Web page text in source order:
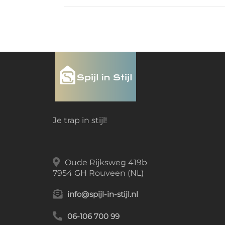
Je trap in stijl!
Oude Rijksweg 419b
7954 GH Rouveen (NL)
info@spijl-in-stijl.nl
06-106 700 99